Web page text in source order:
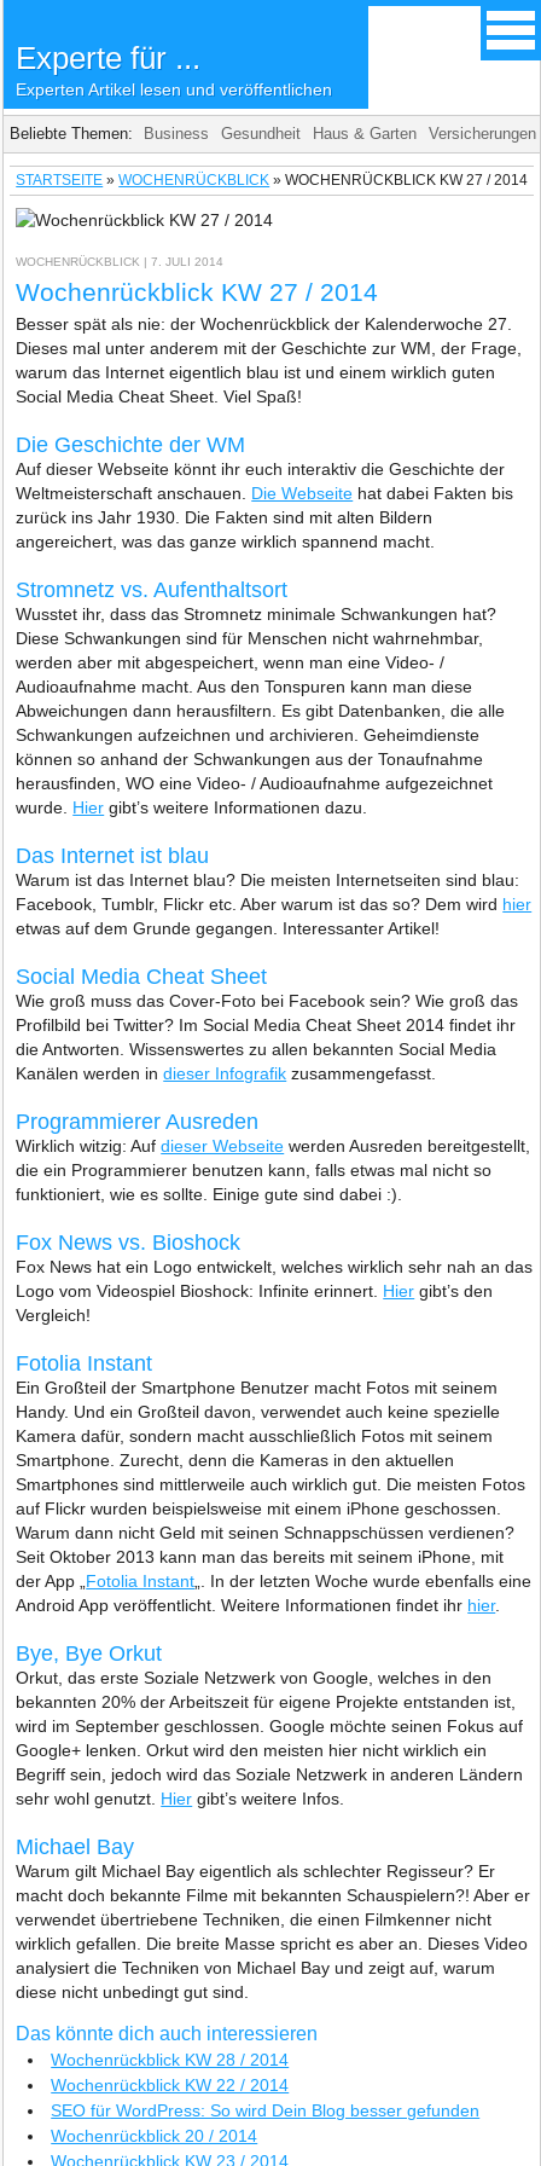
Experte für ...
Experten Artikel lesen und veröffentlichen
Beliebte Themen: Business Gesundheit Haus & Garten Versicherungen
STARTSEITE »WOCHENRÜCKBLICK »WOCHENRÜCKBLICK KW 27 / 2014
WOCHENRÜCKBLICK | 7. JULI 2014
Wochenrückblick KW 27 / 2014
Besser spät als nie: der Wochenrückblick der Kalenderwoche 27.
Dieses mal unter anderem mit der Geschichte zur WM, der Frage,
warum das Internet eigentlich blau ist und einem wirklich guten
Social Media Cheat Sheet. Viel Spaß!
Die Geschichte der WM
Auf dieser Webseite könnt ihr euch interaktiv die Geschichte der
Weltmeisterschaft anschauen. Die Webseite hat dabei Fakten bis
zurück ins Jahr 1930. Die Fakten sind mit alten Bildern
angereichert, was das ganze wirklich spannend macht.
Stromnetz vs. Aufenthaltsort
Wusstet ihr, dass das Stromnetz minimale Schwankungen hat?
Diese Schwankungen sind für Menschen nicht wahrnehmbar,
werden aber mit abgespeichert, wenn man eine Video- /
Audioaufnahme macht. Aus den Tonspuren kann man diese
Abweichungen dann herausfiltern. Es gibt Datenbanken, die alle
Schwankungen aufzeichnen und archivieren. Geheimdienste
können so anhand der Schwankungen aus der Tonaufnahme
herausfinden, WO eine Video- / Audioaufnahme aufgezeichnet
wurde. Hier gibt’s weitere Informationen dazu.
Das Internet ist blau
Warum ist das Internet blau? Die meisten Internetseiten sind blau:
Facebook, Tumblr, Flickr etc. Aber warum ist das so? Dem wird hier
etwas auf dem Grunde gegangen. Interessanter Artikel!
Social Media Cheat Sheet
Wie groß muss das Cover-Foto bei Facebook sein? Wie groß das
Profilbild bei Twitter? Im Social Media Cheat Sheet 2014 findet ihr
die Antworten. Wissenswertes zu allen bekannten Social Media
Kanälen werden indieser Infografik zusammengefasst.
Programmierer Ausreden
Wirklich witzig: Aufdieser Webseite werden Ausreden bereitgestellt,
die ein Programmierer benutzen kann, falls etwas mal nicht so
funktioniert, wie es sollte. Einige gute sind dabei :).
Fox News vs. Bioshock
Fox News hat ein Logo entwickelt, welches wirklich sehr nah an das
Logo vom Videospiel Bioshock: Infinite erinnert. Hier gibt’s den
Vergleich!
Fotolia Instant
Ein Großteil der Smartphone Benutzer macht Fotos mit seinem
Handy. Und ein Großteil davon, verwendet auch keine spezielle
Kamera dafür, sondern macht ausschließlich Fotos mit seinem
Smartphone. Zurecht, denn die Kameras in den aktuellen
Smartphones sind mittlerweile auch wirklich gut. Die meisten Fotos
auf Flickr wurden beispielsweise mit einem iPhone geschossen.
Warum dann nicht Geld mit seinen Schnappschüssen verdienen?
Seit Oktober 2013 kann man das bereits mit seinem iPhone, mit
der App „ Fotolia Instant „. In der letzten Woche wurde ebenfalls eine
Android App veröffentlicht. Weitere Informationen findet ihr hier.
Bye, Bye Orkut
Orkut, das erste Soziale Netzwerk von Google, welches in den
bekannten 20% der Arbeitszeit für eigene Projekte entstanden ist,
wird im September geschlossen. Google möchte seinen Fokus auf
Google+ lenken. Orkut wird den meisten hier nicht wirklich ein
Begriff sein, jedoch wird das Soziale Netzwerk in anderen Ländern
sehr wohl genutzt. Hier gibt’s weitere Infos.
Michael Bay
Warum gilt Michael Bay eigentlich als schlechter Regisseur? Er
macht doch bekannte Filme mit bekannten Schauspielern?! Aber er
verwendet übertriebene Techniken, die einen Filmkenner nicht
wirklich gefallen. Die breite Masse spricht es aber an. Dieses Video
analysiert die Techniken von Michael Bay und zeigt auf, warum
diese nicht unbedingt gut sind.
Das könnte dich auch interessieren
Wochenrückblick KW 28 / 2014
Wochenrückblick KW 22 / 2014
SEO für WordPress: So wird Dein Blog besser gefunden
Wochenrückblick 20 / 2014
Wochenrückblick KW 23 / 2014